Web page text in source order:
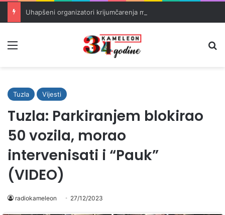
Tuzla Vijesti
Tuzla: Parkiranjem blokirao
50 vozila, morao
intervenisati i “Pauk”
(VIDEO)
radiokameleon 27/12/2023